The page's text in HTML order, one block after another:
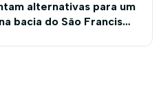
alternativas para um
bacia do São Francisco